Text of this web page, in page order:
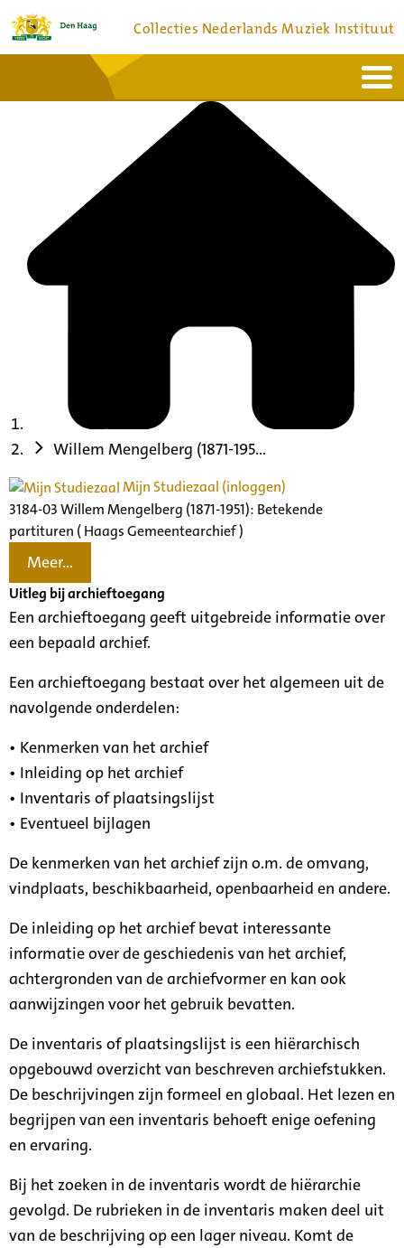
Collecties Nederlands Muziek Instituut
Bronnen en collecties
Willem Mengelberg (1871-195...
Mijn Studiezaal (inloggen)
3184-03 Willem Mengelberg (1871-1951): Betekende
partituren ( Haags Gemeentearchief )
Meer...
Uitleg bij archieftoegang
Een archieftoegang geeft uitgebreide informatie over
een bepaald archief.
Een archieftoegang bestaat over het algemeen uit de
navolgende onderdelen:
• Kenmerken van het archief
• Inleiding op het archief
• Inventaris of plaatsingslijst
• Eventueel bijlagen
De kenmerken van het archief zijn o.m. de omvang,
vindplaats, beschikbaarheid, openbaarheid en andere.
De inleiding op het archief bevat interessante
informatie over de geschiedenis van het archief,
achtergronden van de archiefvormer en kan ook
aanwijzingen voor het gebruik bevatten.
De inventaris of plaatsingslijst is een hiërarchisch
opgebouwd overzicht van beschreven archiefstukken.
De beschrijvingen zijn formeel en globaal. Het lezen en
begrijpen van een inventaris behoeft enige oefening
en ervaring.
Bij het zoeken in de inventaris wordt de hiërarchie
gevolgd. De rubrieken in de inventaris maken deel uit
van de beschrijving op een lager niveau. Komt de